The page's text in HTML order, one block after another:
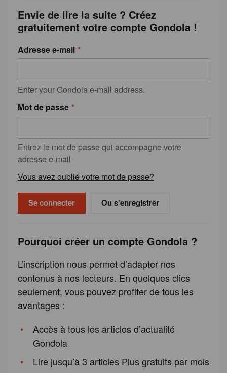
Envie de lire la suite ? Créez
gratuitement votre compte Gondola !
Adresse e-mail
Enter your Gondola e-mail address.
Mot de passe
Entrez le mot de passe qui accompagne votre
adresse e-mail
Vous avez oublié votre mot de passe?
Ou s'enregistrer
Pourquoi créer un compte Gondola ?
L’inscription nous permet d’adapter nos
contenus à nos lecteurs. En quelques clics
seulement, vous pouvez profiter de tous les
avantages :
Accès à tous les articles d’actualité
Gondola
Lire jusqu’à 3 articles Plus gratuits par mois